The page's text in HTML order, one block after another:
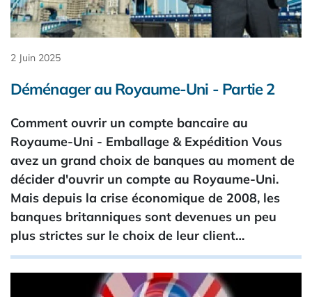
2 Juin 2025
Déménager au Royaume-Uni - Partie 2
Comment ouvrir un compte bancaire au
Royaume-Uni - Emballage & Expédition Vous
avez un grand choix de banques au moment de
décider d'ouvrir un compte au Royaume-Uni.
Mais depuis la crise économique de 2008, les
banques britanniques sont devenues un peu
plus strictes sur le choix de leur client…